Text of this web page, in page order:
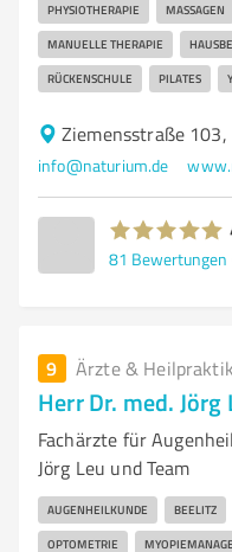
PHYSIOTHERAPIE MASSAGEN
MANUELLE THERAPIE
RÜCKENSCHULE PILATES
Ziemensstraße
info@naturium.de
81 Bewertungen
9 Ärzte &
Herr Dr. med. Jörg
Fachärzte für
Jörg Leu und Team
AUGENHEILKUNDE BEELITZ
OPTOMETRIE